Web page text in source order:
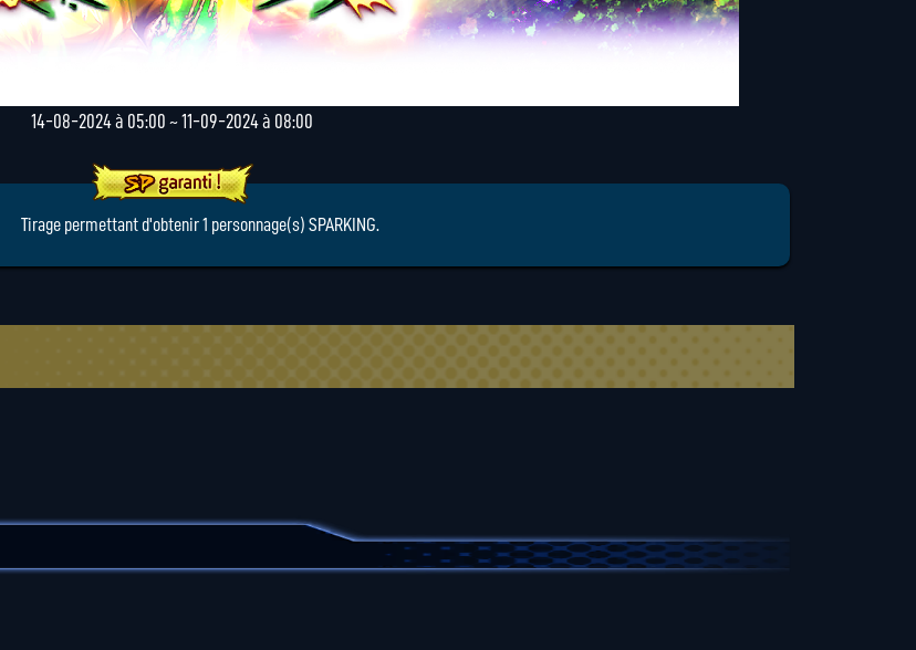
14-08-2024 à 05:00 ~ 11-09-2024 à 08:00
Tirage permettant d'obtenir 1 personnage(s) SPARKING.